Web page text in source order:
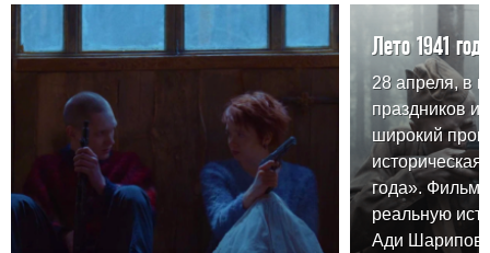
Лето 1941 года
28 апреля, в
праздников
широкий
года». Фильм
реальную
Ади